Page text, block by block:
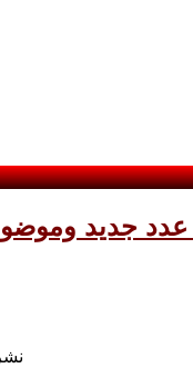
عدد جديد
نشر